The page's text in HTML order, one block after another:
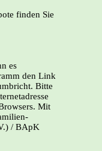
finden Sie
es
den Link
Bitte
Mit
/ BApK